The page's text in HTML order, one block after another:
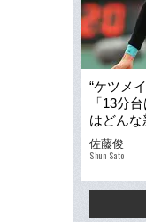
“ケツメ
「13分
はどん
ティン
佐藤俊
Shun Sato